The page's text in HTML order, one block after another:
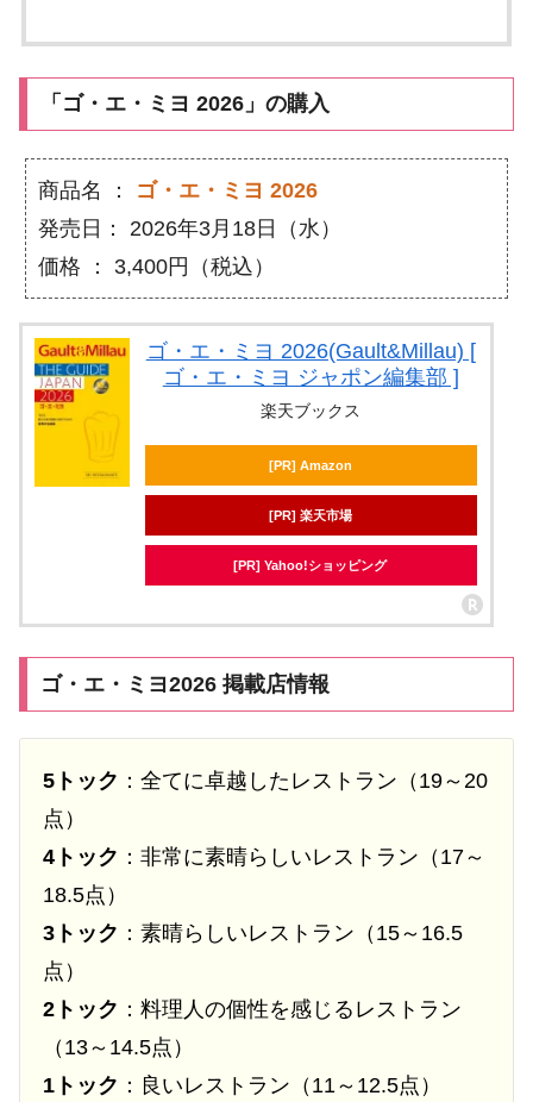
「ゴ・エ・ミヨ 2026」の購入
商品名 ： ゴ・エ・ミヨ 2026
発売日： 2026年3月18日（水）
価格 ： 3,400円（税込）
ゴ・エ・ミヨ 2026(Gault&Millau) [
ゴ・エ・ミヨ ジャポン編集部 ]
楽天ブックス
[PR] Amazon
[PR] 楽天市場
[PR] Yahoo!ショッピング
ゴ・エ・ミヨ2026 掲載店情報
5トック ：全てに卓越したレストラン（19～20
点）
4トック ：非常に素晴らしいレストラン（17～
18.5点）
3トック ：素晴らしいレストラン（15～16.5
点）
2トック ：料理人の個性を感じるレストラン
（13～14.5点）
1トック ：良いレストラン（11～12.5点）